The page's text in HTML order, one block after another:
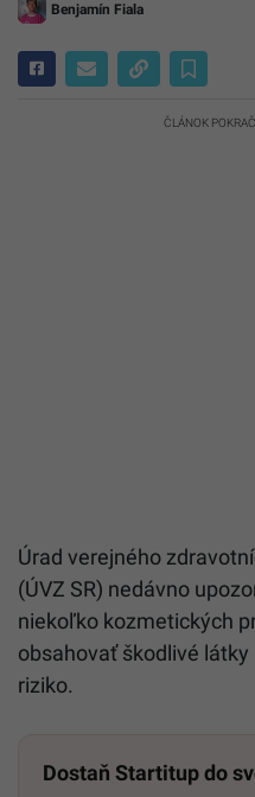
Benjamín Fiala
ČLÁNOK
Úrad verejného
(ÚVZ SR) nedávno
niekoľko kozmetických
obsahovať škodlivé
riziko.
Dostaň Startitup do